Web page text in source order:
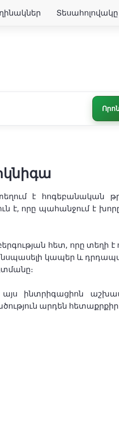
Տեսահոլովակը
է հոգեբանական
է, որը պահանջում է խորը
հետ, որը տեղի է
կապեր և
այս ինտրիգացիոն
արդեն հետաքրքիր